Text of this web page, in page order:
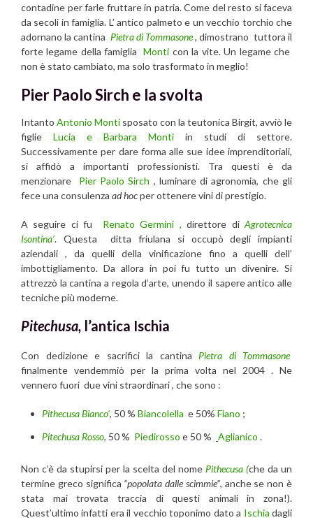
contadine per farle fruttare in patria. Come del resto si faceva
da secoli in famiglia. L’ antico palmeto e un vecchio torchio che
adornano la cantina Pietra di Tommasone, dimostrano tuttora il
forte legame della famigliaMonti con la vite. Un legame che
non è stato cambiato, ma solo trasformato in meglio!
Pier Paolo Sirch e la svolta
Intanto Antonio Monti sposato con la teutonica Birgit, avviò le
figlie Lucia e Barbara Monti in studi di settore.
Successivamente per dare forma alle sue idee imprenditoriali,
si affidò a importanti professionisti. Tra questi è da
menzionare Pier Paolo Sirch , luminare di agronomia, che gli
fece una consulenza ad hocper ottenere vini di prestigio.
A seguire ci fu Renato Germini , direttore diAgrotecnica
Isontina’. Questa ditta friulana si occupò degli impianti
aziendali , da quelli della vinificazione fino a quelli dell’
imbottigliamento. Da allora in poi fu tutto un divenire. Si
attrezzò la cantina a regola d’arte, unendo il sapere antico alle
tecniche più moderne.
Pitechusa, l’antica Ischia
Con dedizione e sacrifici la cantina Pietra di Tommasone
finalmente vendemmiò per la prima volta nel 2004 . Ne
vennero fuori due vini straordinari , che sono :
Pithecusa Bianco’, 50 % Biancolella e 50% Fiano ;
Pitechusa Rosso, 50 % Piedirosso e 50 % Aglianico .
Non c’è da stupirsi per la scelta del nome Pithecusa (che da un
termine greco significa “popolata dalle scimmie”, anche se non è
stata mai trovata traccia di questi animali in zona!).
Quest’ultimo infatti era il vecchio toponimo dato a Ischia dagli